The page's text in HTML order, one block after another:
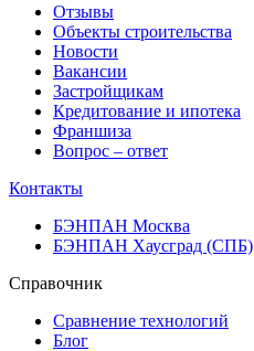
Отзывы
Объекты строительства
Новости
Вакансии
Застройщикам
Кредитование и ипотека
Франшиза
Вопрос – ответ
Контакты
БЭНПАН Москва
БЭНПАН Хаусград (СПБ)
Справочник
Сравнение технологий
Блог